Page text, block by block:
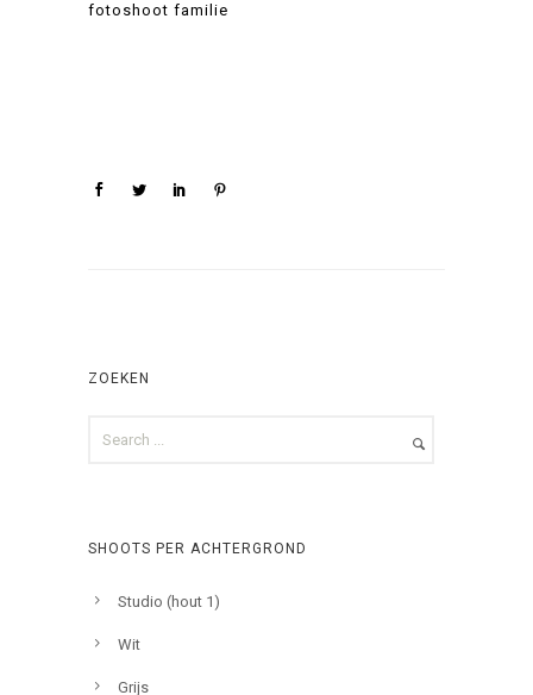
fotoshoot familie
ZOEKEN
SHOOTS PER ACHTERGROND
Studio (hout 1)
Wit
Grijs